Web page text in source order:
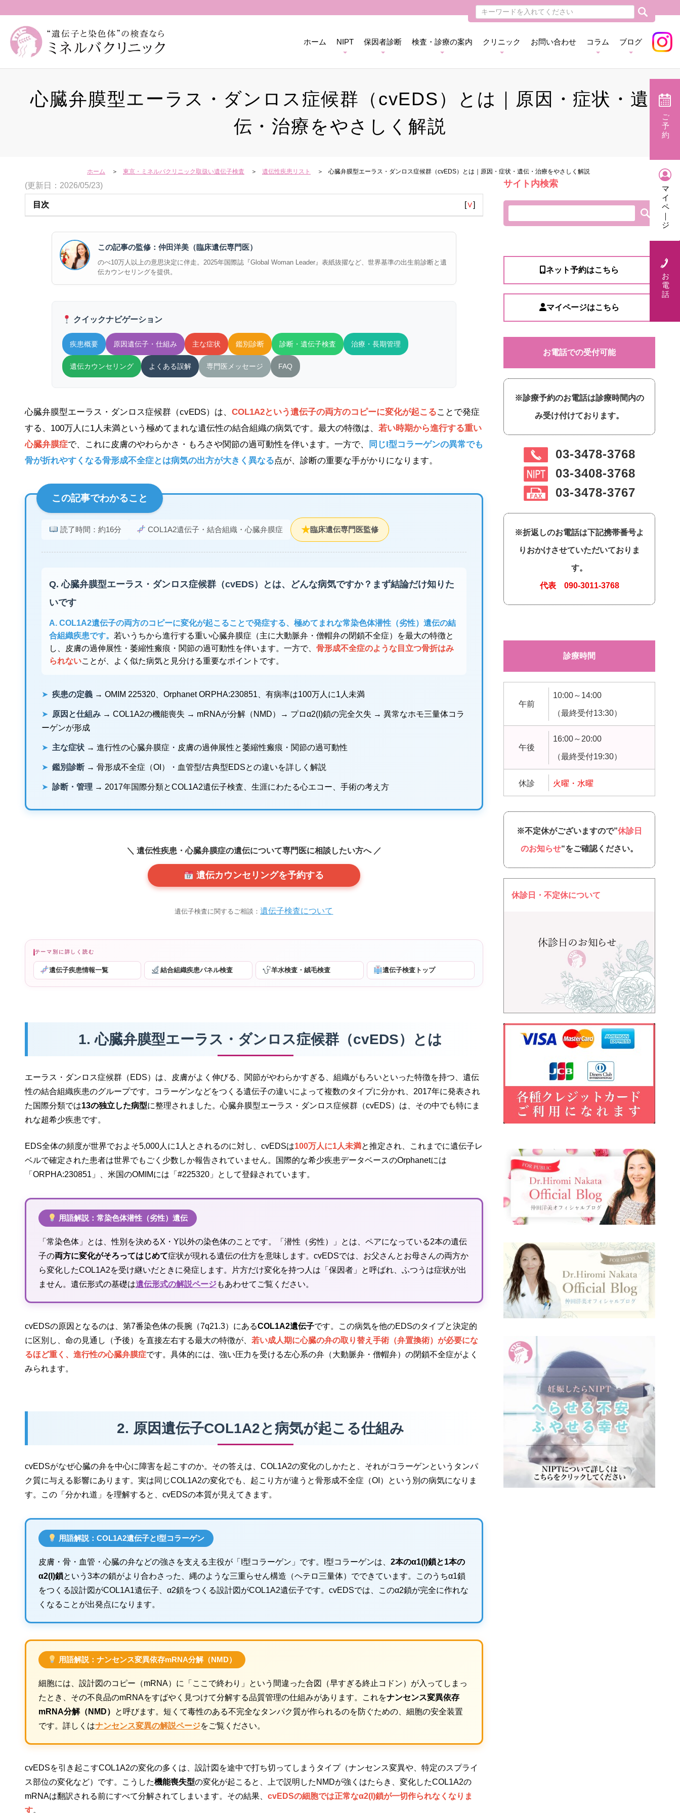
ホーム NIPT 保因者診断 検査・診療の案内 クリニック お問い合わせ コラム ブログ
心臓弁膜型エーラス・ダンロス症候群（cvEDS）とは｜原因・症状・遺
伝・治療をやさしく解説
ホーム 東京・ミネルバクリニック取扱い遺伝子検査 遺伝性疾患リスト 心臓弁膜型エーラス・ダンロス症候群（cvEDS）とは｜原因・症状・遺伝・治療をやさしく解説
(更新日：2026/05/23)
目次 [∨]
この記事の監修：仲田洋美（臨床遺伝専門医）
のべ10万人以上の意思決定に伴走。2025年国際誌『Global Woman Leader』表紙抜擢など、世界基準の出生前診断と遺
伝カウンセリングを提供。
クイックナビゲーション
疾患概要 原因遺伝子・仕組み 主な症状 鑑別診断 診断・遺伝子検査 治療・長期管理
遺伝カウンセリング よくある誤解 専門医メッセージ FAQ
心臓弁膜型エーラス・ダンロス症候群（cvEDS）は、 COL1A2という遺伝子の両方のコピーに変化が起こることで発症
する、100万人に1人未満という極めてまれな遺伝性の結合組織の病気です。最大の特徴は、 若い時期から進行する重い
心臓弁膜症で、これに皮膚のやわらかさ・もろさや関節の過可動性を伴います。一方で、
同じI型コラーゲンの異常でも
骨が折れやすくなる骨形成不全症とは病気の出方が大きく異なる点が、診断の重要な手がかりになります。
この記事でわかること
読了時間：約16分 COL1A2遺伝子・結合組織・心臓弁膜症 ★臨床遺伝専門医監修
Q. 心臓弁膜型エーラス・ダンロス症候群（cvEDS）とは、どんな病気ですか？まず結論だけ知りた
いです
A. COL1A2遺伝子の両方のコピーに変化が起こることで発症する、極めてまれな常染色体潜性（劣性）遺伝の結
合組織疾患です。 若いうちから進行する重い心臓弁膜症（主に大動脈弁・僧帽弁の閉鎖不全症）を最大の特徴と
し、皮膚の過伸展性・萎縮性瘢痕・関節の過可動性を伴います。一方で、 骨形成不全症のような目立つ骨折はみ
られないことが、よく似た病気と見分ける重要なポイントです。
➤ 疾患の定義→ OMIM 225320、Orphanet ORPHA:230851、有病率は100万人に1人未満
➤ 原因と仕組み→ COL1A2の機能喪失 → mRNAが分解（NMD）→ プロα2(I)鎖の完全欠失 → 異常なホモ三量体コラ
ーゲンが形成
➤ 主な症状→ 進行性の心臓弁膜症・皮膚の過伸展性と萎縮性瘢痕・関節の過可動性
➤ 鑑別診断→ 骨形成不全症（OI）・血管型/古典型EDSとの違いを詳しく解説
➤ 診断・管理 → 2017年国際分類とCOL1A2遺伝子検査、生涯にわたる心エコー、手術の考え方
＼ 遺伝性疾患・心臓弁膜症の遺伝について専門医に相談したい方へ ／
遺伝カウンセリングを予約する
遺伝子検査に関するご相談：遺伝子検査について
テーマ別に詳しく読む
遺伝子疾患情報一覧 結合組織疾患パネル検査 羊水検査・絨毛検査 遺伝子検査トップ
1. 心臓弁膜型エーラス・ダンロス症候群（cvEDS）とは
エーラス・ダンロス症候群（EDS）は、皮膚がよく伸びる、関節がやわらかすぎる、組織がもろいといった特徴を持つ、遺伝
性の結合組織疾患のグループです。コラーゲンなどをつくる遺伝子の違いによって複数のタイプに分かれ、2017年に発表され
た国際分類では13の独立した病型に整理されました。心臓弁膜型エーラス・ダンロス症候群（cvEDS）は、その中でも特にま
れな超希少疾患です。
EDS全体の頻度が世界でおよそ5,000人に1人とされるのに対し、cvEDSは100万人に1人未満と推定され、これまでに遺伝子レ
ベルで確定された患者は世界でもごく少数しか報告されていません。国際的な希少疾患データベースのOrphanetには
「ORPHA:230851」、米国のOMIMには「#225320」として登録されています。
用語解説：常染色体潜性（劣性）遺伝
「常染色体」とは、性別を決めるX・Y以外の染色体のことです。「潜性（劣性）」とは、ペアになっている2本の遺伝
子の両方に変化がそろってはじめて症状が現れる遺伝の仕方を意味します。cvEDSでは、お父さんとお母さんの両方か
ら変化したCOL1A2を受け継いだときに発症します。片方だけ変化を持つ人は「保因者」と呼ばれ、ふつうは症状が出
ません。遺伝形式の基礎は遺伝形式の解説ページもあわせてご覧ください。
cvEDSの原因となるのは、第7番染色体の長腕（7q21.3）にあるCOL1A2遺伝子です。この病気を他のEDSのタイプと決定的
に区別し、命の見通し（予後）を直接左右する最大の特徴が、 若い成人期に心臓の弁の取り替え手術（弁置換術）が必要にな
るほど重く、進行性の心臓弁膜症です。具体的には、強い圧力を受ける左心系の弁（大動脈弁・僧帽弁）の閉鎖不全症がよく
みられます。
2. 原因遺伝子COL1A2と病気が起こる仕組み
cvEDSがなぜ心臓の弁を中心に障害を起こすのか。その答えは、COL1A2の変化のしかたと、それがコラーゲンというタンパ
ク質に与える影響にあります。実は同じCOL1A2の変化でも、起こり方が違うと骨形成不全症（OI）という別の病気になりま
す。この「分かれ道」を理解すると、cvEDSの本質が見えてきます。
用語解説：COL1A2遺伝子とI型コラーゲン
皮膚・骨・血管・心臓の弁などの強さを支える主役が「I型コラーゲン」です。I型コラーゲンは、 2本のα1(I)鎖と1本の
α2(I)鎖という3本の鎖がより合わさった、縄のような三重らせん構造（ヘテロ三量体）でできています。このうちα1鎖
をつくる設計図がCOL1A1遺伝子、α2鎖をつくる設計図がCOL1A2遺伝子です。cvEDSでは、このα2鎖が完全に作れな
くなることが出発点になります。
用語解説：ナンセンス変異依存mRNA分解（NMD）
細胞には、設計図のコピー（mRNA）に「ここで終わり」という間違った合図（早すぎる終止コドン）が入ってしまっ
たとき、その不良品のmRNAをすばやく見つけて分解する品質管理の仕組みがあります。これをナンセンス変異依存
mRNA分解（NMD）
と呼びます。短くて毒性のある不完全なタンパク質が作られるのを防ぐための、細胞の安全装置
です。詳しくはナンセンス変異の解説ページをご覧ください。
cvEDSを引き起こすCOL1A2の変化の多くは、設計図を途中で打ち切ってしまうタイプ（ナンセンス変異や、特定のスプライ
ス部位の変化など）です。こうした機能喪失型の変化が起こると、上で説明したNMDが強くはたらき、変化したCOL1A2の
mRNAは翻訳される前にすべて分解されてしまいます。その結果、 cvEDSの細胞では正常なα2(I)鎖が一切作られなくなりま
す。
サイト内検索
ネット予約はこちら
マイページはこちら
お電話での受付可能
※診療予約のお電話は診療時間内の
み受け付けております。
03-3478-3768
03-3408-3768
03-3478-3767
※折返しのお電話は下記携帯番号よ
りおかけさせていただいておりま
す。
代表 090-3011-3768
診療時間
午前
10:00～14:00
（最終受付13:30）
午後
16:00～20:00
（最終受付19:30）
休診 火曜・水曜
※不定休がございますので”休診日
のお知らせ“をご確認ください。
休診日・不定休について
ご
予
約
マ
イ
ペ
｜
ジ
お
電
話